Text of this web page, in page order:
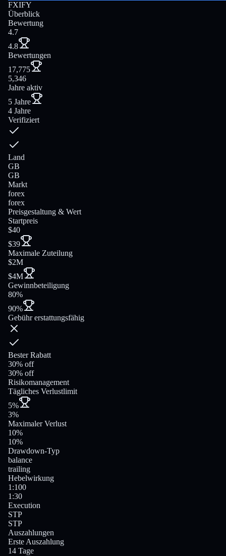
FXIFY
Überblick
Bewertung
4.7
4.8
Bewertungen
17,775
5,346
Jahre aktiv
5 Jahre
4 Jahre
Verifiziert
Land
GB
GB
Markt
forex
forex
Preisgestaltung & Wert
Startpreis
$40
$39
Maximale Zuteilung
$2M
$4M
Gewinnbeteiligung
80%
90%
Gebühr erstattungsfähig
Bester Rabatt
30% off
30% off
Risikomanagement
Tägliches Verlustlimit
5%
3%
Maximaler Verlust
10%
10%
Drawdown-Typ
balance
trailing
Hebelwirkung
1:100
1:30
Execution
STP
STP
Auszahlungen
Erste Auszahlung
14 Tage